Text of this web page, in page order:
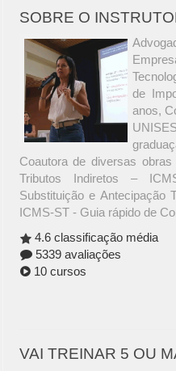
SOBRE O
de
anos,
Coautora de diversas
Tributos Indiretos –
Substituição e Antecipação
ICMS-ST - Guia rápido de
4.6 classificação média
5339 avaliações
10 cursos
VAI TREINAR 5 OU